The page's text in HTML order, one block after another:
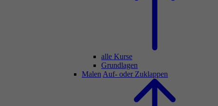
alle Kurse
Grundlagen
Malen Auf- oder Zuklappen